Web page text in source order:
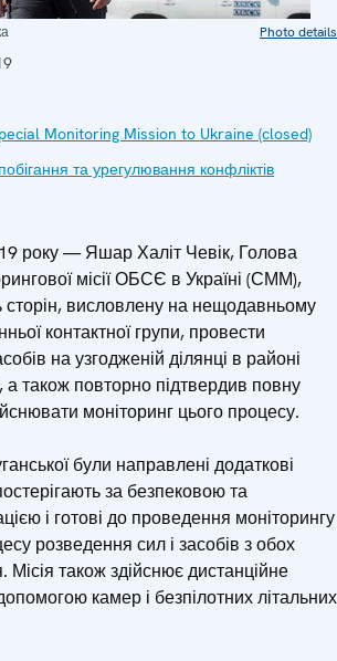
Photo details
Monitoring Mission to Ukraine (closed)
та урегулювання конфліктів
року — Яшар Халіт Чевік, Голова
місії ОБСЄ в Україні (СММ),
сторін, висловлену на нещодавньому
контактної групи, провести
на узгодженій ділянці в районі
а також повторно підтвердив повну
моніторинг цього процесу.
були направлені додаткові
за безпековою та
і готові до проведення моніторингу
розведення сил і засобів з обох
Місія також здійснює дистанційне
камер і безпілотних літальних